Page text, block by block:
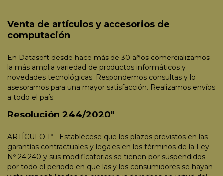
Venta de artículos y accesorios de
computación
En Datasoft desde hace más de 30 años comercializamos
la más amplia variedad de productos informáticos y
novedades tecnológicas. Respondemos consultas y lo
asesoramos para una mayor satisfacción. Realizamos envíos
a todo el país.
Resolución 244/2020"
ARTÍCULO 1°.- Establécese que los plazos previstos en las
garantías contractuales y legales en los términos de la Ley
Nº 24.240 y sus modificatorias se tienen por suspendidos
por todo el periodo en que las y los consumidores se hayan